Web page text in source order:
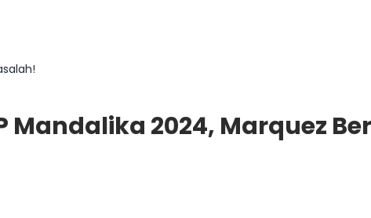
Mandalika 2024, Marquez